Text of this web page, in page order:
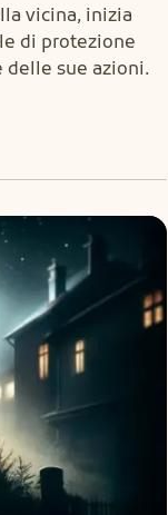
vicina, inizia
di protezione
delle sue azioni.